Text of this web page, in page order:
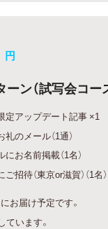
円
ン（試写会コー
定アップデート記事 ×1
のメール（1通）
お名前掲載（1名）
招待（東京or滋賀）（1名）
お届け予定です。
ています。